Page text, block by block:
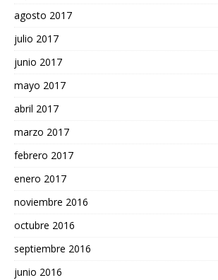
agosto 2017
julio 2017
junio 2017
mayo 2017
abril 2017
marzo 2017
febrero 2017
enero 2017
noviembre 2016
octubre 2016
septiembre 2016
junio 2016